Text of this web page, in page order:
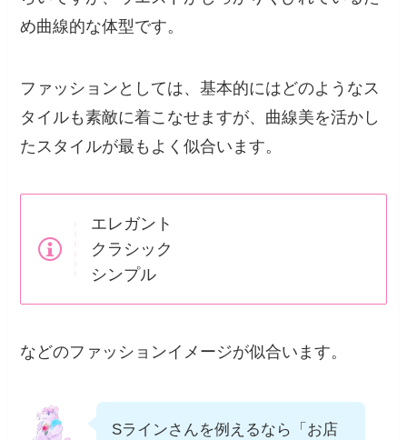
め曲線的な体型です。
ファッションとしては、基本的にはどのようなス
タイルも素敵に着こなせますが、曲線美を活かし
たスタイルが最もよく似合います。
エレガント
クラシック
シンプル
などのファッションイメージが似合います。
Sラインさんを例えるなら「お店